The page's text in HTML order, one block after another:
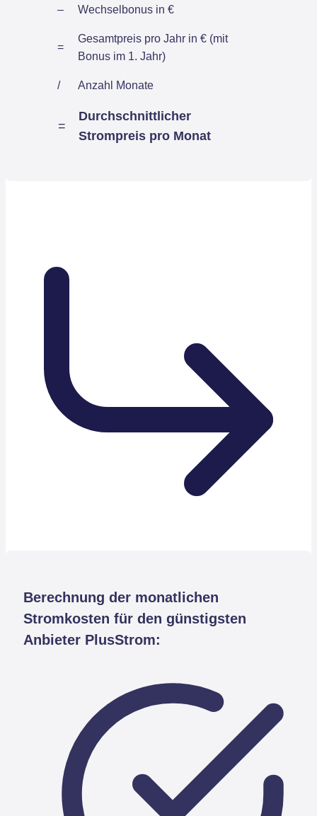
– Wechselbonus in €
=
Gesamtpreis pro Jahr in € (mit
Bonus im 1. Jahr)
/ Anzahl Monate
=
Durchschnittlicher
Strompreis pro Monat
Berechnung der monatlichen
Stromkosten für den günstigsten
Anbieter PlusStrom: